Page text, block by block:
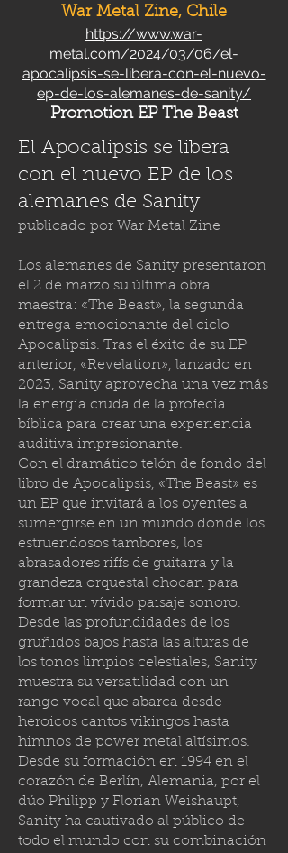
War Metal Zine, Chile
https://www.war-
metal.com/2024/03/06/el-
apocalipsis-se-libera-con-el-nuevo-
ep-de-los-alemanes-de-sanity/
Promotion EP The Beast
El Apocalipsis se libera
con el nuevo EP de los
alemanes de Sanity
publicado por War Metal Zine
Los alemanes de Sanity presentaron
el 2 de marzo su última obra
maestra: «The Beast», la segunda
entrega emocionante del ciclo
Apocalipsis. Tras el éxito de su EP
anterior, «Revelation», lanzado en
2023, Sanity aprovecha una vez más
la energía cruda de la profecía
bíblica para crear una experiencia
auditiva impresionante.
Con el dramático telón de fondo del
libro de Apocalipsis, «The Beast» es
un EP que invitará a los oyentes a
sumergirse en un mundo donde los
estruendosos tambores, los
abrasadores riffs de guitarra y la
grandeza orquestal chocan para
formar un vívido paisaje sonoro.
Desde las profundidades de los
gruñidos bajos hasta las alturas de
los tonos limpios celestiales, Sanity
muestra su versatilidad con un
rango vocal que abarca desde
heroicos cantos vikingos hasta
himnos de power metal altísimos.
Desde su formación en 1994 en el
corazón de Berlín, Alemania, por el
dúo Philipp y Florian Weishaupt,
Sanity ha cautivado al público de
todo el mundo con su combinación